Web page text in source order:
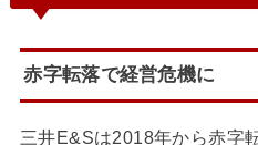
赤字転落で経営危機に
三井E&Sは2018年から赤字